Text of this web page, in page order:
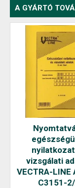
A GYÁRTÓ
vizsgálati
VECTRA-LINE
C3151-